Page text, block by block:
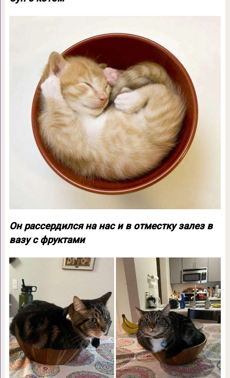
Он рассердился на нас и в отместку залез в
вазу с фруктами